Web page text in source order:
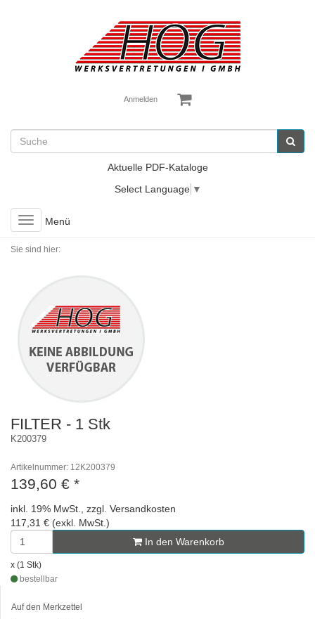
Anmelden
Aktuelle PDF-Kataloge
Select Language ▼
Toggle
navigation
Menü
Sie sind hier:
FILTER - 1 Stk
K200379
Artikelnummer: 12K200379
139,60 € *
inkl. 19% MwSt., zzgl. Versandkosten
117,31 € (exkl. MwSt.)
In den Warenkorb
x (1 Stk)
bestellbar
Auf den Merkzettel